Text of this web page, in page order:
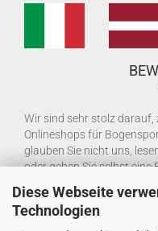
Diese Webseite
Technologien
Wir sind sehr stolz
Onlineshops für
glauben Sie nicht uns,
oder geben Sie selbst